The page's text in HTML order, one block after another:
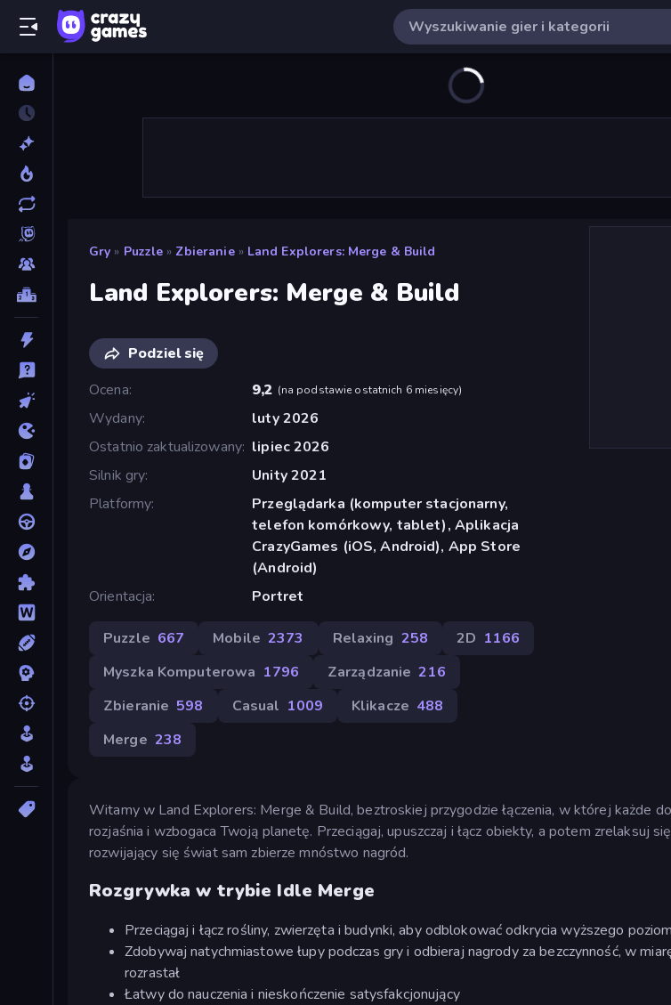
Gry » Puzzle » Zbieranie » Land Explorers: Merge & Build
Land Explorers: Merge & Build
Podziel się
Ocena
9,2 (na podstawie ostatnich 6 miesięcy)
Wydany
luty 2026
Ostatnio zaktualizowany lipiec 2026
Silnik gry
Unity 2021
Platformy
Przeglądarka (komputer stacjonarny,
telefon komórkowy, tablet), Aplikacja
CrazyGames (iOS, Android), App Store
(Android)
Orientacja
Portret
Puzzle 667 Mobile 2373 Relaxing 258 2D 1166
Myszka Komputerowa 1796 Zarządzanie 216
Zbieranie 598 Casual 1009 Klikacze 488
Merge 238
Witamy w Land Explorers: Merge & Build, beztroskiej przygodzie łączenia, w której każde
rozjaśnia i wzbogaca Twoją planetę. Przeciągaj, upuszczaj i łącz obiekty, a potem zrelaksuj
rozwijający się świat sam zbierze mnóstwo nagród.
Rozgrywka w trybie Idle Merge
Przeciągaj i łącz rośliny, zwierzęta i budynki, aby odblokować odkrycia wyższego
Zdobywaj natychmiastowe łupy podczas gry i odbieraj nagrody za bezczynność, w
rozrastał
Łatwy do nauczenia i nieskończenie satysfakcjonujący